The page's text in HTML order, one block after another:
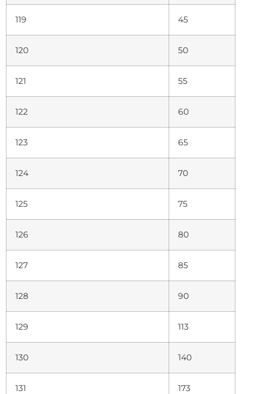
119 45
120 50
121 55
122 60
123 65
124 70
125 75
126 80
127 85
128 90
129 113
130 140
131 173